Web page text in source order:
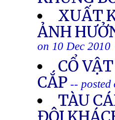
XUẤT
ẢNH
on 10 Dec 2010
CỔ
CẮP-- posted
TÀU